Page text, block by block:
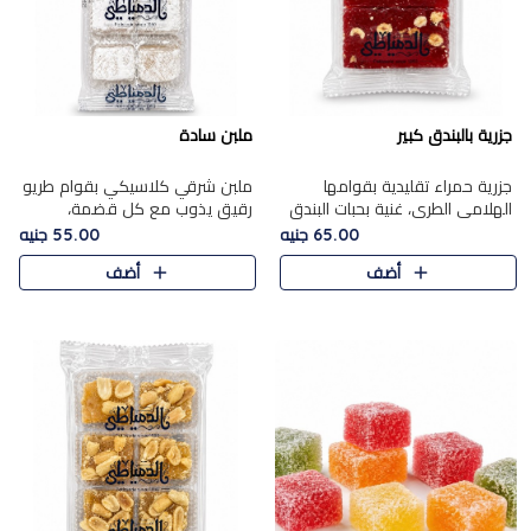
جزرية بالبندق كبير
جزرية حمراء تقليدية بقوامها
الهلامي الطري، غنية بحبات البندق
الفاخرة التي تضيف قرمشة راقية
إلى قوامها الناعم، لتقدم مزيجًا
متوازنًا من النكه..
65.00 جنيه
أضف
ملبن سادة
ملبن شرقي كلاسيكي بقوام طريو
رقيق يذوب مع كل قضمة،
مغطى بطبقة ناعمة من السكر
البودرة ليقدم المذاق الأصيل الذي
ارتبط بحلويات المولد التقليدي..
55.00 جنيه
أضف